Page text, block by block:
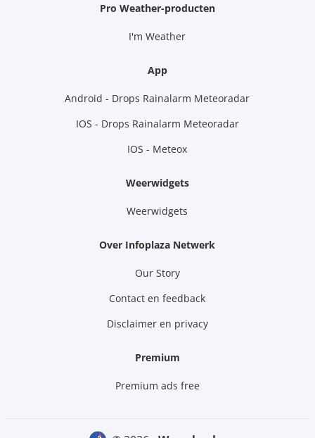
Pro Weather-producten
I'm Weather
App
Android - Drops Rainalarm Meteoradar
IOS - Drops Rainalarm Meteoradar
IOS - Meteox
Weerwidgets
Weerwidgets
Over Infoplaza Netwerk
Our Story
Contact en feedback
Disclaimer en privacy
Premium
Premium ads free